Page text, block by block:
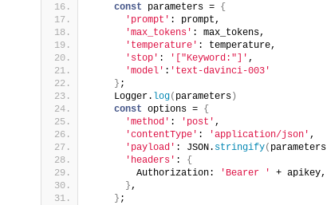
const parameters = {
'prompt' : prompt,
'max_tokens' : max_tokens,
'temperature' : temperature,
'stop' : '["Keyword:"]' ,
'model' : 'text-davinci-003'
} ;
    Logger.
log( parameters)
const options = {
'method' : 'post' ,
'contentType' : 'application/json' ,
'payload' : JSON. stringify( parameters
'headers' : {
        Authorization:
'Bearer '
+ apikey,
} ,
} ;